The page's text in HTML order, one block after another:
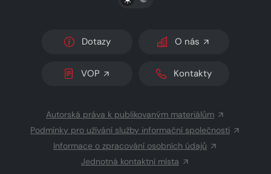
Dotazy O nás
VOP Kontakty
Autorská práva k publikovaným materiálům
Podmínky pro užívání služby informační společnosti
Informace o zpracování osobních údajů
Jednotná kontaktní místa